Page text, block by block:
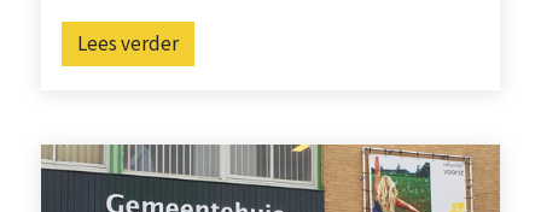
Lees verder